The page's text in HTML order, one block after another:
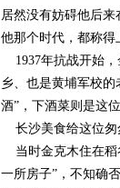
居然没有妨碍他后
他那个时代，都称得
1937年抗战开始，
乡、也是黄埔军校
酒”，下酒菜则是这
长沙美食给这位匆
当时金克木住在稻
一所房子”，不知确